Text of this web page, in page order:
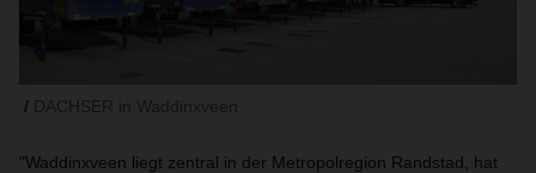
"Waddinxveen liegt zentral in der Metropolregion Randstad, hat